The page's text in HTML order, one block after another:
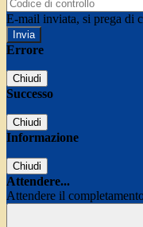
E-mail inviata, si prega di
Errore
Chiudi
Successo
Chiudi
Informazione
Chiudi
Attendere...
Attendere il